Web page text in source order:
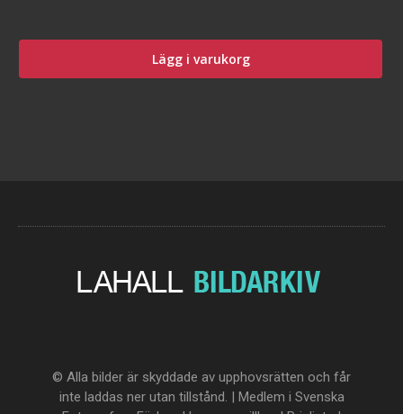
Lägg i varukorg
© Alla bilder är skyddade av upphovsrätten och får
inte laddas ner utan tillstånd. | Medlem i Svenska